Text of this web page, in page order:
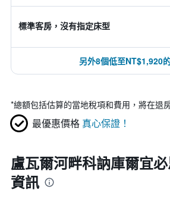
標準客房，沒有指定床型
另外8個低至NT$1,920
*總額包括估算的當地稅項和費用，將在退
最優惠價格 真心保證！
盧瓦爾河畔科訥庫爾宜
資訊